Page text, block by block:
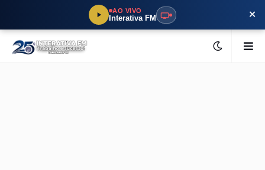
AO VIVO
Interativa FM ×